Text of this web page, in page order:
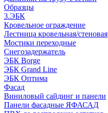
Образцы
3.ЭБК
Кровельное ограждение
Лестница кровельная/стеновая
Мостики переходные
Снегозадержатель
ЭБК Borge
ЭБК Grand Line
ЭБК Оптима
Фасад
Виниловый сайдинг и панели
Панели фасадные ЯФАСАД